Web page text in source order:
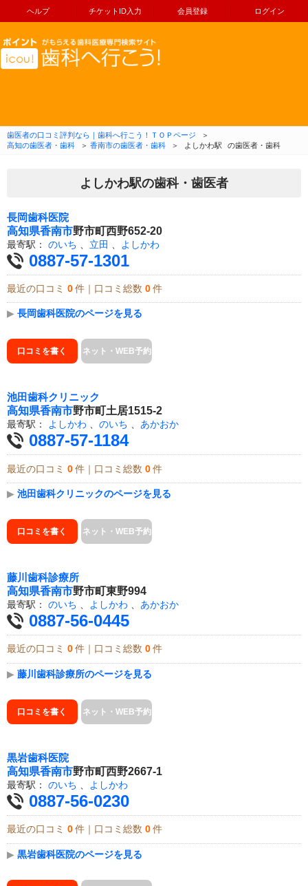
ヘルプ チケットID入力 会員登録 ログイン
コンテンツへ移動
歯医者の口コミ評判なら｜歯科へ行こう！ＴＯＰページ
＞
高知の歯医者・歯科
＞ 香南市の歯医者・歯科 ＞ よしかわ駅 の歯医者・歯科
よしかわ駅の歯科・歯医者
長岡歯科医院
高知県香南市野市町西野652-20
最寄駅： のいち 立田 よしかわ
0887-57-1301
最近の口コミ 0 件｜口コミ総数 0 件
▶ 長岡歯科医院のページを見る
口コミを書く ネット・WEB予約
池田歯科クリニック
高知県香南市野市町土居1515-2
最寄駅： よしかわ 、 のいち 、 あかおか
0887-57-1184
最近の口コミ 0 件｜口コミ総数 0 件
▶ 池田歯科クリニックのページを見る
口コミを書く ネット・WEB予約
藤川歯科診療所
高知県香南市野市町東野994
最寄駅： のいち よしかわ あかおか
0887-56-0445
最近の口コミ 0 件｜口コミ総数 0 件
▶ 藤川歯科診療所のページを見る
口コミを書く ネット・WEB予約
黒岩歯科医院
高知県香南市野市町西野2667-1
最寄駅： のいち よしかわ
0887-56-0230
最近の口コミ 0 件｜口コミ総数 0 件
▶ 黒岩歯科医院のページを見る